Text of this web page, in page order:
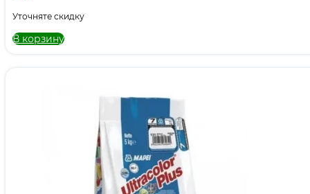
Уточняте скидку
В корзину